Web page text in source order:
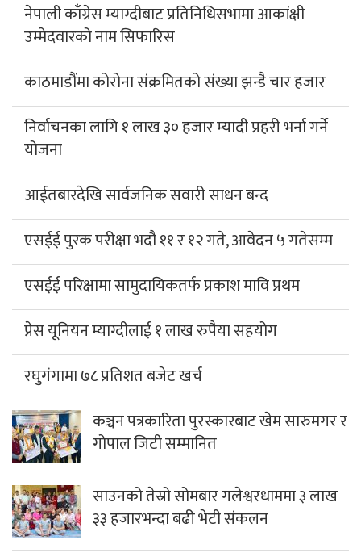
नेपाली काँग्रेस म्याग्दीबाट प्रतिनिधिसभामा आकांक्षी
उम्मेदवारको नाम सिफारिस
काठमाडौंमा कोरोना संक्रमितको संख्या झन्डै चार हजार
निर्वाचनका लागि १ लाख ३० हजार म्यादी प्रहरी भर्ना गर्ने
योजना
आईतबारदेखि सार्वजनिक सवारी साधन बन्द
एसईई पुरक परीक्षा भदौ ११ र १२ गते, आवेदन ५ गतेसम्म
एसईई परिक्षामा सामुदायिकतर्फ प्रकाश मावि प्रथम
प्रेस यूनियन म्याग्दीलाई १ लाख रुपैया सहयोग
रघुगंगामा ७८ प्रतिशत बजेट खर्च
कञ्चन पत्रकारिता पुरस्कारबाट खेम सारुमगर र
गोपाल जिटी सम्मानित
साउनको तेस्रो सोमबार गलेश्वरधाममा ३ लाख
३३ हजारभन्दा बढी भेटी संकलन